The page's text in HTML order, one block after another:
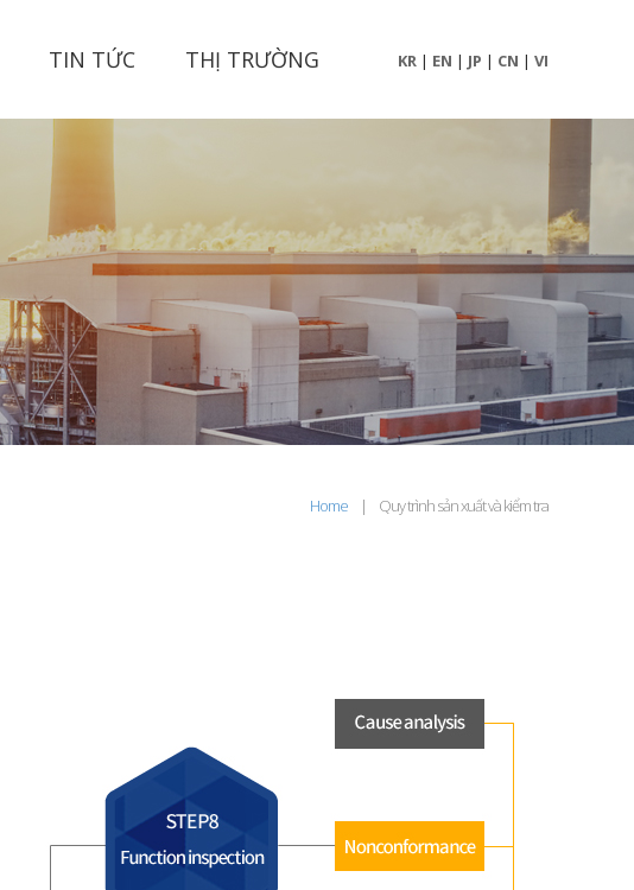
KR | EN | JP | CN | VI
TIN TỨC THỊ TRƯỜNG
Home | Quy trình sản xuất và kiểm tra